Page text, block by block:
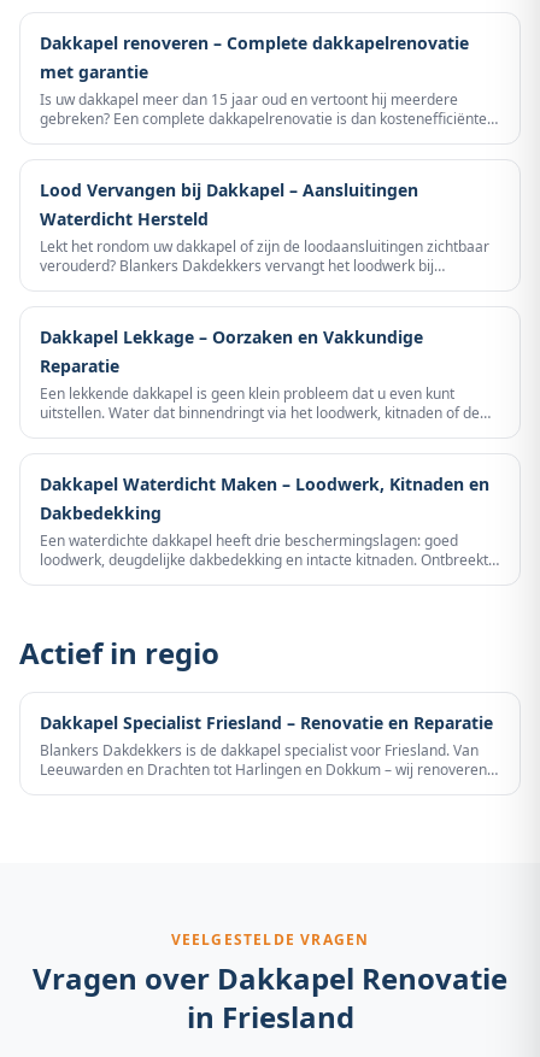
Dakkapel renoveren – Complete dakkapelrenovatie
met garantie
Is uw dakkapel meer dan 15 jaar oud en vertoont hij meerdere
gebreken? Een complete dakkapelrenovatie is dan kostenefficiënter
dakkapel van dakbedekking tot loodwerk — duurzaam, vakkundig en
Lood Vervangen bij Dakkapel – Aansluitingen
Waterdicht Hersteld
Lekt het rondom uw dakkapel of zijn de loodaansluitingen zichtbaar
verouderd? Blankers Dakdekkers vervangt het loodwerk bij
met het pannendak.
Dakkapel Lekkage – Oorzaken en Vakkundige
Reparatie
Een lekkende dakkapel is geen klein probleem dat u even kunt
uitstellen. Water dat binnendringt via het loodwerk, kitnaden of de
die schade escaleert snel. Blankers Dakdekkers repareert dakkapel
Dakkapel Waterdicht Maken – Loodwerk, Kitnaden en
Dakbedekking
Een waterdichte dakkapel heeft drie beschermingslagen: goed
loodwerk, deugdelijke dakbedekking en intacte kitnaden. Ontbreekt
Actief in regio
Dakkapel Specialist Friesland – Renovatie en Reparatie
Blankers Dakdekkers is de dakkapel specialist voor Friesland. Van
Leeuwarden en Drachten tot Harlingen en Dokkum – wij renoveren
VEELGESTELDE VRAGEN
Vragen over Dakkapel Renovatie
in Friesland